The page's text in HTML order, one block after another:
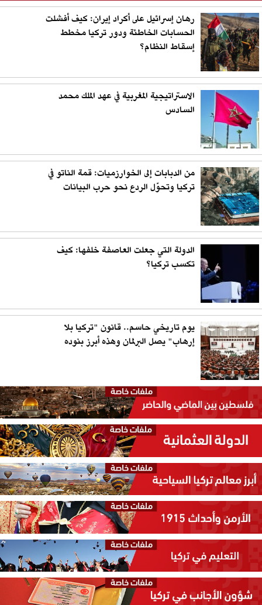
رهان إسرائيل على أكراد إيران: كيف أفشلت
الحسابات الخاطئة ودور تركيا مخطط
إسقاط النظام؟
الاستراتيجية المغربية في عهد الملك محمد
السادس
من الدبابات إلى الخوارزميات: قمة الناتو في
تركيا وتحوّل الردع نحو حرب البيانات
الدولة التي جعلت العاصفة خلفها: كيف
تكسب تركيا؟
يوم تاريخي حاسم.. قانون "تركيا بلا
إرهاب" يصل البرلمان وهذه أبرز بنوده